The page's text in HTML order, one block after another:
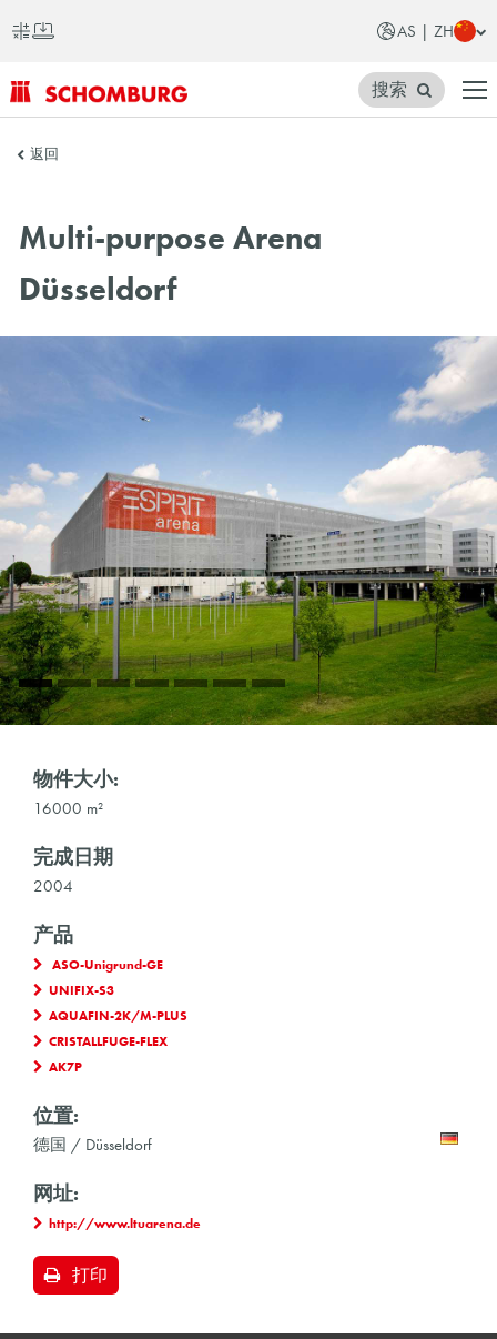
AS | ZH
SCHOMBURG
洲
搜索
返回
Multi-purpose Arena
Düsseldorf
物件大小:
16000 m²
完成日期
2004
产品
ASO-Unigrund-GE
UNIFIX-S3
AQUAFIN-2K/M-PLUS
CRISTALLFUGE-FLEX
AK7P
位置:
德国 / Düsseldorf
网址:
http://www.ltuarena.de
打印